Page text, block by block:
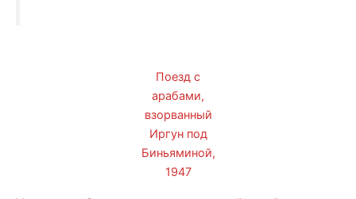
Поезд с
арабами,
взорванный
Иргун под
Биньяминой,
1947